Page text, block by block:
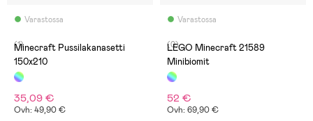
Varastossa
(1)
Minecraft Pussilakanasetti
150x210
35,09 €
Ovh: 49,90 €
Varastossa
(0)
LEGO Minecraft 21589
Minibiomit
52 €
Ovh: 69,90 €